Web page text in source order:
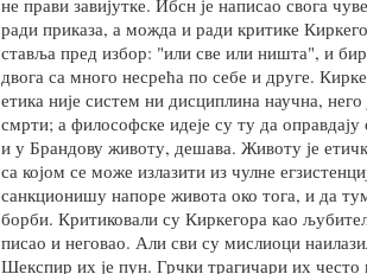
ради приказа, а можда и ради критике
ставља пред избор: "или све или ништа", и
двога са много несрећа по себе и друге.
етика није систем ни дисциплина научна,
смрти; а философске идеје су ту да
и у Брандову животу, дешава. Животу је
са којом се може излазити из чулне
санкционишу напоре живота око тога, и да
борби. Критиковали су Киркегора као
писао и неговао. Али сви су мислиоци
Шекспир их је пун. Грчки трагичари их често